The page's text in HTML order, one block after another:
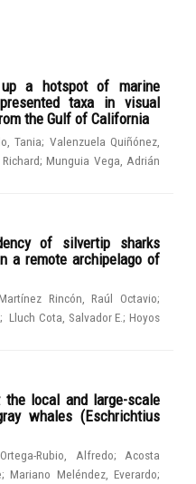
up a hotspot of marine
taxa in visual
the Gulf of California
Tania; Valenzuela Quiñónez,
;Munguia Vega, Adrián
of silvertip sharks
a remote archipelago of
Rincón, Raúl Octavio;
; Lluch Cota, Salvador E.;Hoyos
local and large-scale
whales (Eschrichtius
Ortega-Rubio, Alfredo; Acosta
; Mariano Meléndez, Everardo;